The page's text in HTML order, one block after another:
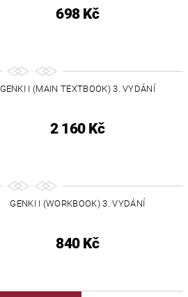
698 Kč
GENKI I (MAIN TEXTBOOK) 3. VYDÁNÍ
2 160 Kč
GENKI I (WORKBOOK) 3. VYDÁNÍ
840 Kč